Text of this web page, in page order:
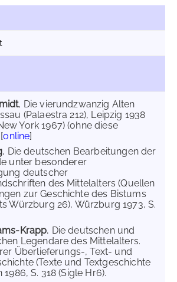
, Die vierundzwanzig Alten
(Palaestra 212), Leipzig 1938
York 1967) (ohne diese
online]
, Die deutschen Bearbeitungen der
unter besonderer
deutscher
des Mittelalters (Quellen
zur Geschichte des Bistums
Würzburg 26), Würzburg 1973, S.
Krapp, Die deutschen und
Legendare des Mittelalters.
Überlieferungs-, Text- und
(Texte und Textgeschichte
S. 318 (Sigle Hr6).